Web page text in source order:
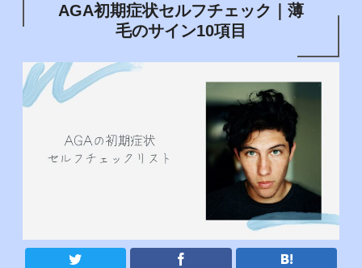
AGA初期症状セルフチェック｜薄
毛のサイン10項目